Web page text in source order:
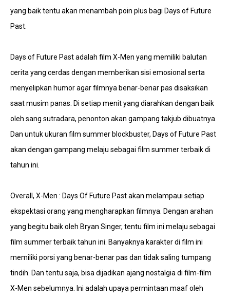
yang baik tentu akan menambah poin plus bagi Days of Future
Past.
Days of Future Past adalah film X-Men yang memiliki balutan
cerita yang cerdas dengan memberikan sisi emosional serta
menyelipkan humor agar filmnya benar-benar pas disaksikan
saat musim panas. Di setiap menit yang diarahkan dengan baik
oleh sang sutradara, penonton akan gampang takjub dibuatnya.
Dan untuk ukuran film summer blockbuster, Days of Future Past
akan dengan gampang melaju sebagai film summer terbaik di
tahun ini.
Overall, X-Men : Days Of Future Past akan melampaui setiap
ekspektasi orang yang mengharapkan filmnya. Dengan arahan
yang begitu baik oleh Bryan Singer, tentu film ini melaju sebagai
film summer terbaik tahun ini. Banyaknya karakter di film ini
memiliki porsi yang benar-benar pas dan tidak saling tumpang
tindih. Dan tentu saja, bisa dijadikan ajang nostalgia di film-film
X-Men sebelumnya. Ini adalah upaya permintaan maaf oleh